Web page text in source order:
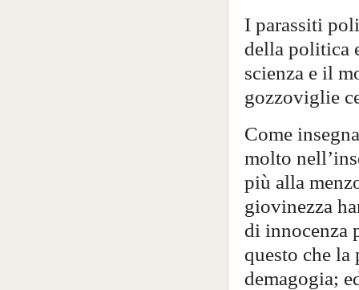
I parassiti
della politica
scienza e il
gozzoviglie
Come
molto
più alla
giovinezza
di innocenza
questo che la
demagogia;